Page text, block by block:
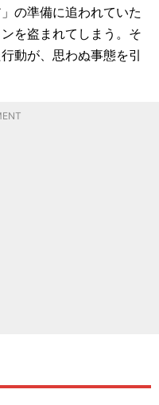
の準備に追われていた
を盗まれてしまう。そ
動が、思わぬ事態を引